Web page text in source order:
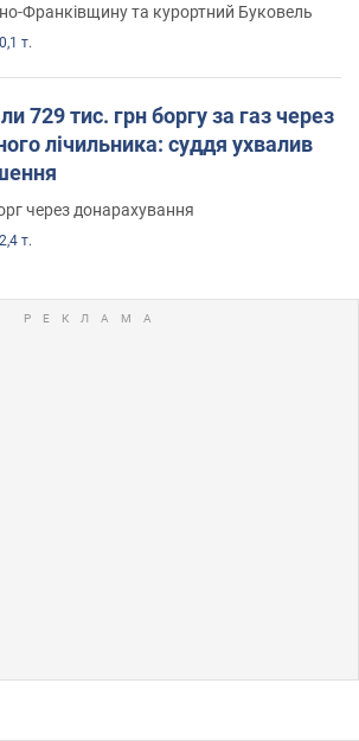
Франківщину та курортний Буковель
т.
729 тис. грн боргу за газ через
лічильника: суддя ухвалив
через донарахування
т.